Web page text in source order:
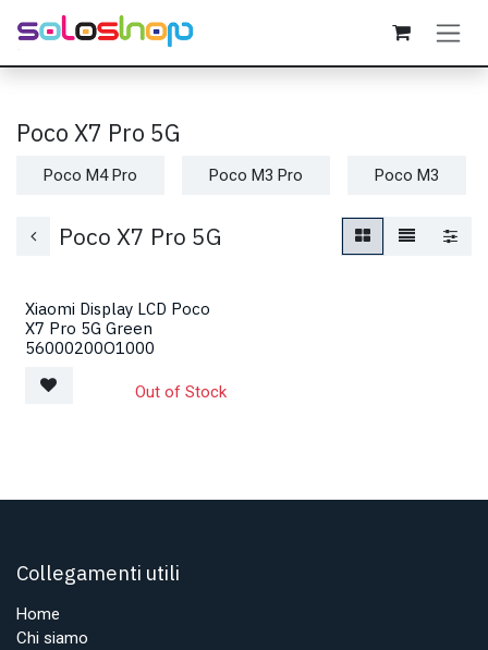
Passa al contenuto
Poco X7 Pro 5G
Poco M4 Pro Poco M3 Pro Poco M3
Poco X7 Pro 5G
Xiaomi Display LCD Poco
X7 Pro 5G Green
56000200O1000
Out of Stock
Collegamenti utili
Home
Chi siamo